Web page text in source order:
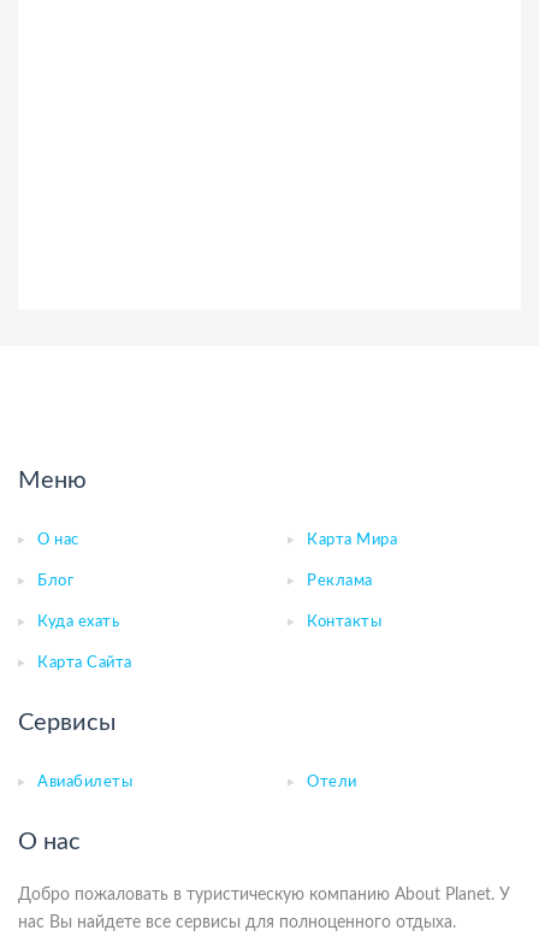
Меню
О нас Карта Мира
Блог Реклама
Куда ехать Контакты
Карта Сайта
Сервисы
Авиабилеты Отели
О нас
Добро пожаловать в туристическую компанию About Planet. У
нас Вы найдете все сервисы для полноценного отдыха.